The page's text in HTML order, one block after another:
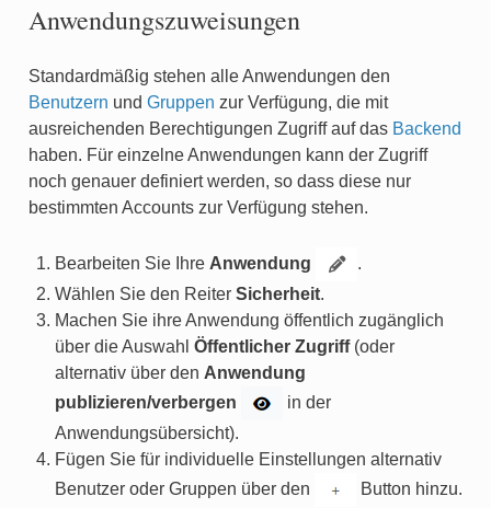
Anwendungszuweisungen
Standardmäßig stehen alle Anwendungen den
Benutzern und Gruppen zur Verfügung, die mit
ausreichenden Berechtigungen Zugriff auf das Backend
haben. Für einzelne Anwendungen kann der Zugriff
noch genauer definiert werden, so dass diese nur
bestimmten Accounts zur Verfügung stehen.
Bearbeiten Sie Ihre Anwendung
.
Wählen Sie den Reiter Sicherheit.
Machen Sie ihre Anwendung öffentlich zugänglich
über die Auswahl Öffentlicher Zugriff(oder
alternativ über den Anwendung
publizieren/verbergen
in der
Anwendungsübersicht).
Fügen Sie für individuelle Einstellungen alternativ
Benutzer oder Gruppen über den
Button hinzu.